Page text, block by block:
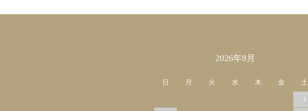
2026年8月
日 月 火 水 木 金 土
1